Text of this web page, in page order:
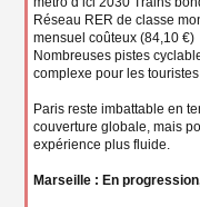
Réseau RER de classe
mensuel coûteux (84,10 €)
Nombreuses pistes
complexe pour les touristes
Paris reste imbattable en
couverture globale, mais
expérience plus fluide.
Marseille : En